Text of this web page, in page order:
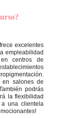
excelentes
empleabilidad
centros de
en salones de
podrás
la flexibilidad
una clientela